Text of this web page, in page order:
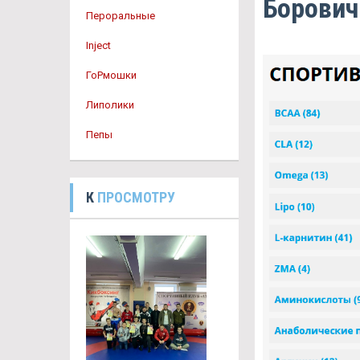
Пероральные
Inject
ГоРмошки
Липолики
Пепы
К ПРОСМОТРУ